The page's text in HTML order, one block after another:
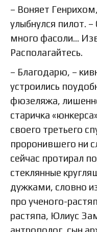
– Воняет
улыбнулся пилот.
много фасоли…
Располагайтесь.
– Благодарю, –
устроились
фюзеляжа,
старичка
своего третьего
проронившего ни
сейчас протирал
стеклянные
дужками, словно
про ученого-
растяпа, Юлиус